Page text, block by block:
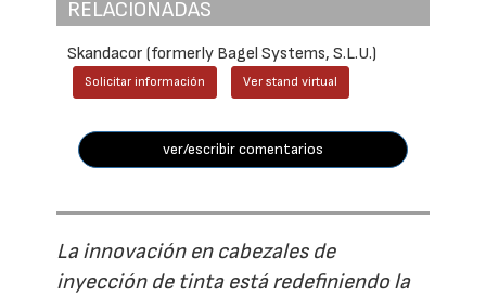
RELACIONADAS
Skandacor (formerly Bagel Systems, S.L.U.)
Solicitar información Ver stand virtual
ver/escribir comentarios
La innovación en cabezales de
inyección de tinta está redefiniendo la